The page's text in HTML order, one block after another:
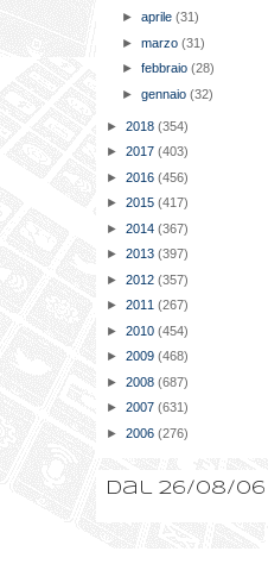
►aprile(31)
►marzo(31)
►febbraio(28)
►gennaio(32)
► 2018 (354)
► 2017 (403)
► 2016 (456)
► 2015 (417)
► 2014 (367)
► 2013 (397)
► 2012 (357)
► 2011 (267)
► 2010 (454)
► 2009 (468)
► 2008 (687)
► 2007 (631)
► 2006 (276)
Dal 26/08/06